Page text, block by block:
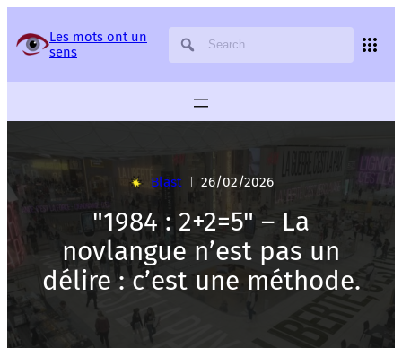
Les mots ont un
sens
Blast 26/02/2026
"1984 : 2+2=5" – La
novlangue n’est pas un
délire : c’est une méthode.
Panneau de gestion des services